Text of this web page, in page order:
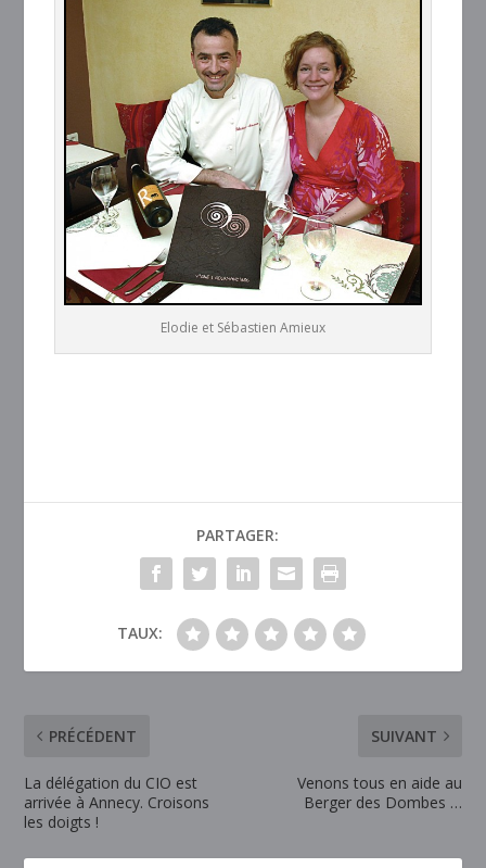
Elodie et Sébastien Amieux
PARTAGER:
TAUX:
PRÉCÉDENT
La délégation du CIO est
arrivée à Annecy. Croisons
les doigts !
SUIVANT
Venons tous en aide au
Berger des Dombes …